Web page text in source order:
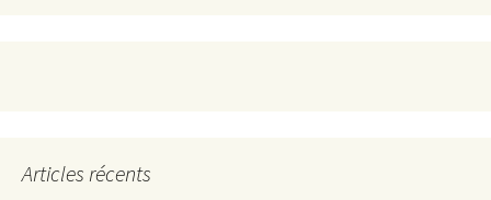
Articles récents